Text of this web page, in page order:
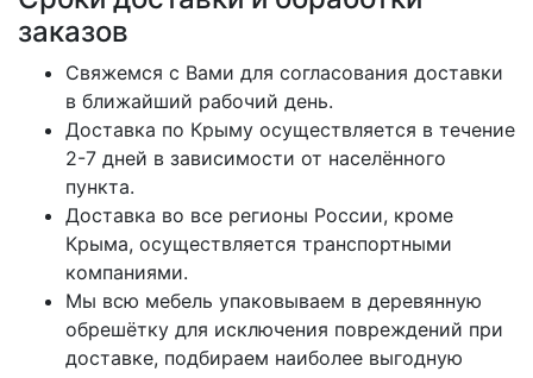
заказов
Свяжемся с Вами для согласования доставки
в ближайший рабочий день.
Доставка по Крыму осуществляется в течение
2-7 дней в зависимости от населённого
пункта.
Доставка во все регионы России, кроме
Крыма, осуществляется транспортными
компаниями.
Мы всю мебель упаковываем в деревянную
обрешётку для исключения повреждений при
доставке, подбираем наиболее выгодную